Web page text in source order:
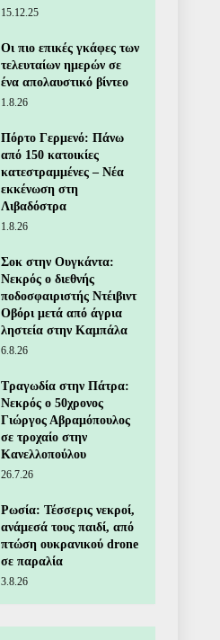
15.12.25
Οι πιο επικές γκάφες των
τελευταίων ημερών σε
ένα απολαυστικό βίντεο
1.8.26
Πόρτο Γερμενό: Πάνω
από 150 κατοικίες
κατεστραμμένες – Νέα
εκκένωση στη
Λιβαδόστρα
1.8.26
Σοκ στην Ουγκάντα:
Νεκρός ο διεθνής
ποδοσφαιριστής Ντέιβιντ
Οβόρι μετά από άγρια
ληστεία στην Καμπάλα
6.8.26
Τραγωδία στην Πάτρα:
Νεκρός ο 50χρονος
Γιώργος Αβραμόπουλος
σε τροχαίο στην
Κανελλοπούλου
26.7.26
Ρωσία: Τέσσερις νεκροί,
ανάμεσά τους παιδί, από
πτώση ουκρανικού drone
σε παραλία
3.8.26